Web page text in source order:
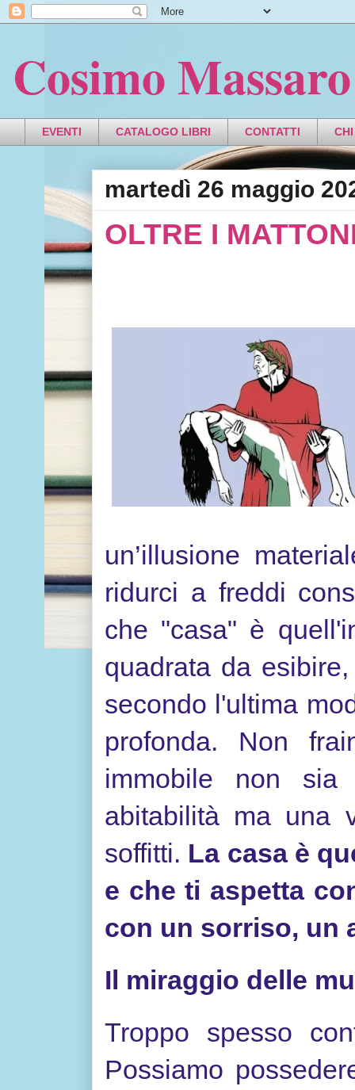
Cosimo Massaro
EVENTI CATALOGO LIBRI CONTATTI
martedì 26 maggio
OLTRE I
un’illusione
ridurci a freddi
che "casa" è
quadrata da
secondo l'ultima
profonda. Non
immobile non
abitabilità ma una
soffitti. La casa è
e che ti aspetta
con un sorriso, un
Il miraggio delle
Troppo spesso
Possiamo